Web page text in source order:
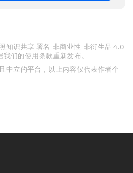
知识共享 署名-非商业性-非衍生品 4.0
们的使用条款重新发布。
中立的平台，以上内容仅代表作者个